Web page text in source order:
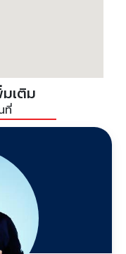
เติม
ที่